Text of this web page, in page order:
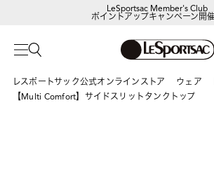
LeSportsac Member's Club
ポイントアップキャンペーン開
レスポートサック公式オンラインストア ウェア
【Multi Comfort】サイドスリットタンクトップ